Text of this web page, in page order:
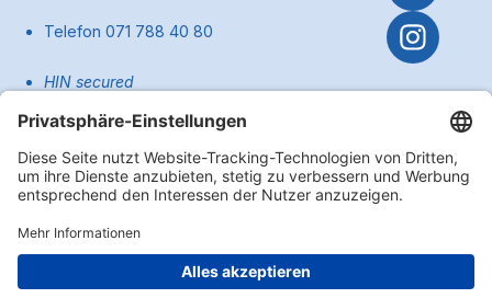
Telefon 071 788 40 80
HIN secured
info@spitexai.ch (allgemein)
Kontakt
DisclaimerDatenschutzerklärung